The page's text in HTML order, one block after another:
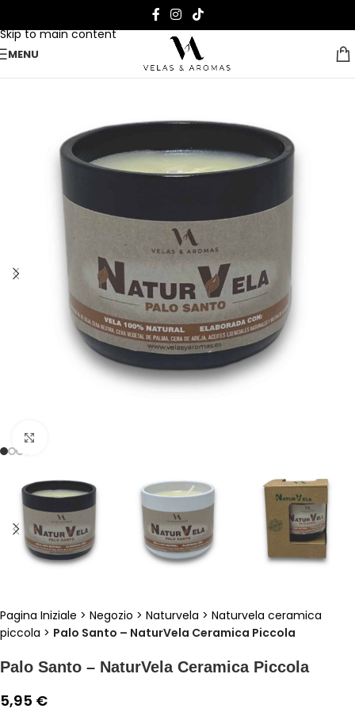
Skip to main content
MENU
Pagina Iniziale > Negozio > Naturvela > Naturvela ceramica
piccola > Palo Santo – NaturVela Ceramica Piccola
Palo Santo – NaturVela Ceramica Piccola
5,95 €